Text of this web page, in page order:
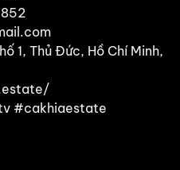
1, Thủ Đức, Hồ Chí Minh,
#cakhiaestate